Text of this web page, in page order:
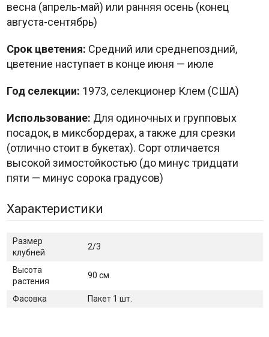
весна (апрель-май) или ранняя осень (конец
августа-сентябрь)
Срок цветения: Средний или среднепоздний,
цветение наступает в конце июня — июле
Год селекции: 1973, селекционер Клем (США)
Использование: Для одиночных и групповых
посадок, в миксбордерах, а также для срезки
(отлично стоит в букетах). Сорт отличается
высокой зимостойкостью (до минус тридцати
пяти — минус сорока градусов)
Характеристики
Размер
клубней
2/3
Высота
растения
90 см.
Фасовка Пакет 1 шт.